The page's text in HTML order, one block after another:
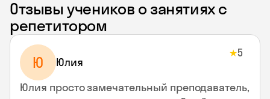
Отзывы учеников о занятиях с
репетитором
Ю Юлия
★5
Юлия просто замечательный преподаватель,